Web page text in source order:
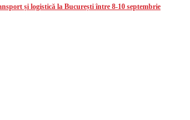
și logistică la București între 8-10 septembrie